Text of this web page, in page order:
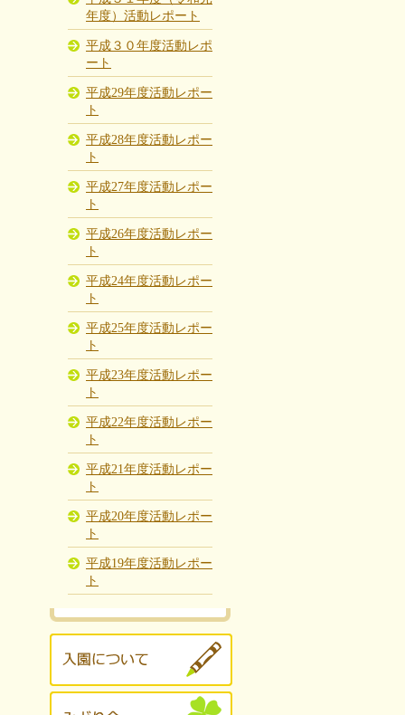
年度）活動レポート
平成３０年度活動レポ
ート
平成29年度活動レポー
ト
平成28年度活動レポー
ト
平成27年度活動レポー
ト
平成26年度活動レポー
ト
平成24年度活動レポー
ト
平成25年度活動レポー
ト
平成23年度活動レポー
ト
平成22年度活動レポー
ト
平成21年度活動レポー
ト
平成20年度活動レポー
ト
平成19年度活動レポー
ト